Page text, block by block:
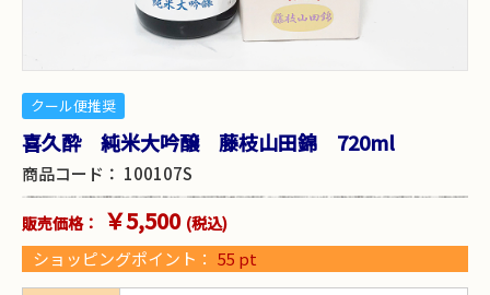
クール便推奨
喜久酔 純米大吟醸 藤枝山田錦 720ml
商品コード： 100107S
販売価格： ￥5,500 (税込)
ショッピングポイント： 55 pt